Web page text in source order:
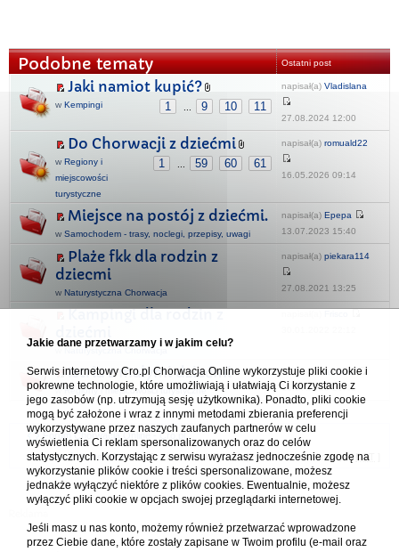
Podobne tematy Ostatni post
Jaki namiot kupić?
1 ... 9 10 11
w Kempingi
napisał(a) Vladislana
27.08.2024 12:00
Do Chorwacji z dziećmi
1 ... 59 60 61
w Regiony i
miejscowości
turystyczne
napisał(a) romuald22
16.05.2026 09:14
Miejsce na postój z dziećmi.
w Samochodem - trasy, noclegi, przepisy, uwagi
napisał(a) Epepa
13.07.2023 15:40
Plaże fkk dla rodzin z
dziecmi
w Naturystyczna Chorwacja
napisał(a) piekara114
27.08.2021 13:25
Naturystyczna Chorwacja
Istria z małymi dziećmi
wRegiony i miejscowości turystyczne
napisał(a)te kiero
16.07.2023 20:42
Forum Chorwacja Online - Cro.pl
Usuń ciasteczka• Strefa czasowa: UTC + 1 (Polska - czas zimowy) [ DST
Jakie dane przetwarzamy i w jakim celu?
Serwis internetowy Cro.pl Chorwacja Online wykorzystuje pliki cookie i
pokrewne technologie, które umożliwiają i ułatwiają Ci korzystanie z
jego zasobów (np. utrzymują sesję użytkownika). Ponadto, pliki cookie
mogą być założone i wraz z innymi metodami zbierania preferencji
wykorzystywane przez naszych zaufanych partnerów w celu
wyświetlenia Ci reklam spersonalizowanych oraz do celów
statystycznych. Korzystając z serwisu wyrażasz jednocześnie zgodę na
wykorzystanie plików cookie i treści spersonalizowane, możesz
jednakże wyłączyć niektóre z plików cookies. Ewentualnie, możesz
wyłączyć pliki cookie w opcjach swojej przeglądarki internetowej.
Jeśli masz u nas konto, możemy również przetwarzać wprowadzone
przez Ciebie dane, które zostały zapisane w Twoim profilu (e-mail oraz